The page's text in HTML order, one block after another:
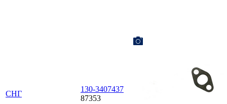
СНГ
130-3407437
87353